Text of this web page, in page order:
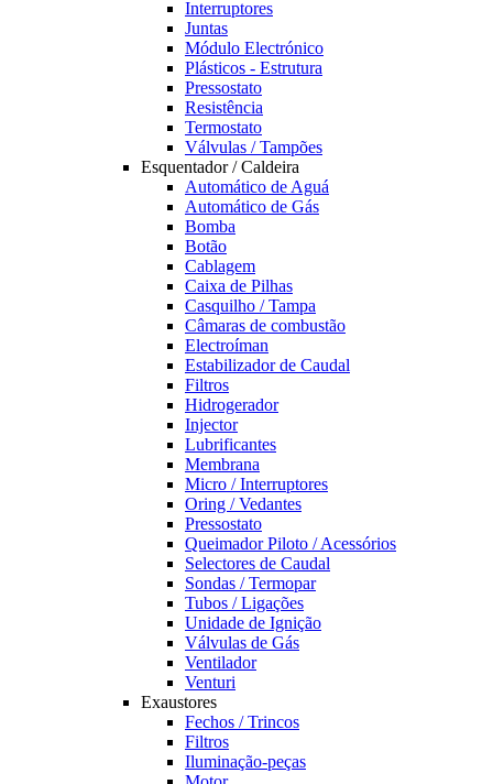
Interruptores
Juntas
Módulo Electrónico
Plásticos - Estrutura
Pressostato
Resistência
Termostato
Válvulas / Tampões
Esquentador / Caldeira
Automático de Aguá
Automático de Gás
Bomba
Botão
Cablagem
Caixa de Pilhas
Casquilho / Tampa
Câmaras de combustão
Electroíman
Estabilizador de Caudal
Filtros
Hidrogerador
Injector
Lubrificantes
Membrana
Micro / Interruptores
Oring / Vedantes
Pressostato
Queimador Piloto / Acessórios
Selectores de Caudal
Sondas / Termopar
Tubos / Ligações
Unidade de Ignição
Válvulas de Gás
Ventilador
Venturi
Exaustores
Fechos / Trincos
Filtros
Iluminação-peças